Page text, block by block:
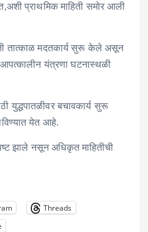
प्राथमिक माहिती समोर आली
तात्काळ मदतकार्य सुरू केले असून
यंत्रणा घटनास्थळी
युद्धपातळीवर बचावकार्य सुरू
येत आहे.
झाले नसून अधिकृत माहितीची
Threads